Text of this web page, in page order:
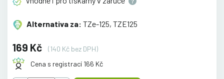
Alternativa za: TZe-125, TZE125
169 Kč
(140 Kč bez DPH)
Cena s registrací 166 Kč